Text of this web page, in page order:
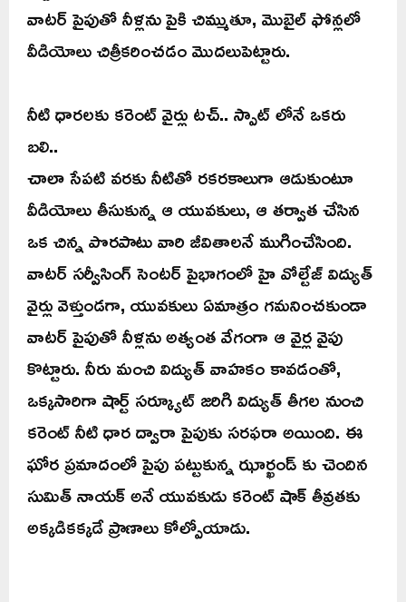
వాటర్ పైపుతో నీళ్లను పైకి చిమ్ముతూ, మొబైల్ ఫోన్లలో
వీడియోలు చిత్రీకరించడం మొదలుపెట్టారు.
నీటి ధారలకు కరెంట్ వైర్లు టచ్.. స్పాట్ లోనే ఒకరు
బలి..
చాలా సేపటి వరకు నీటితో రకరకాలుగా ఆడుకుంటూ
వీడియోలు తీసుకున్న ఆ యువకులు, ఆ తర్వాత చేసిన
ఒక చిన్న పొరపాటు వారి జీవితాలనే ముగించేసింది.
వాటర్ సర్వీసింగ్ సెంటర్ పైభాగంలో హై వోల్టేజ్ విద్యుత్
వైర్లు వెళ్తుండగా, యువకులు ఏమాత్రం గమనించకుండా
వాటర్ పైపుతో నీళ్లను అత్యంత వేగంగా ఆ వైర్ల వైపు
కొట్టారు. నీరు మంచి విద్యుత్ వాహకం కావడంతో,
ఒక్కసారిగా షార్ట్ సర్క్యూట్ జరిగి విద్యుత్ తీగల నుంచి
కరెంట్ నీటి ధార ద్వారా పైపుకు సరఫరా అయింది. ఈ
ఘోర ప్రమాదంలో పైపు పట్టుకున్న ఝార్ఖండ్ కు చెందిన
సుమిత్ నాయక్ అనే యువకుడు కరెంట్ షాక్ తీవ్రతకు
అక్కడికక్కడే ప్రాణాలు కోల్పోయాడు.